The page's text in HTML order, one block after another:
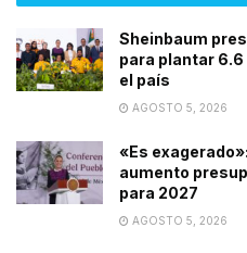
Sheinbaum
para plantar
el país
AGOSTO 5, 2026
«Es
aumento
para 2027
AGOSTO 5, 2026